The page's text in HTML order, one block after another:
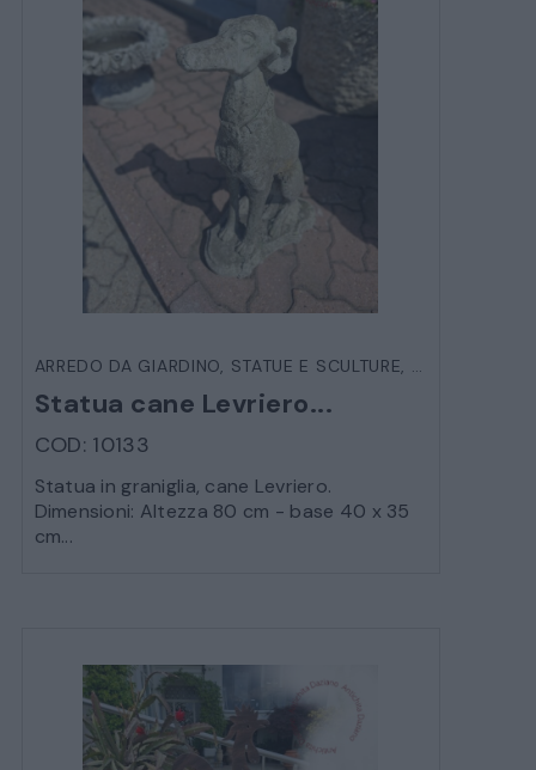
CATALOGO COMPLETO
MOBILI
ARREDO DA GIARDINO, STATUE E SCULTURE, VARIE DA
Statua cane Levriero...
COD: 10133
Statua in graniglia, cane Levriero.
Dimensioni: Altezza 80 cm - base 40 x 35
cm...